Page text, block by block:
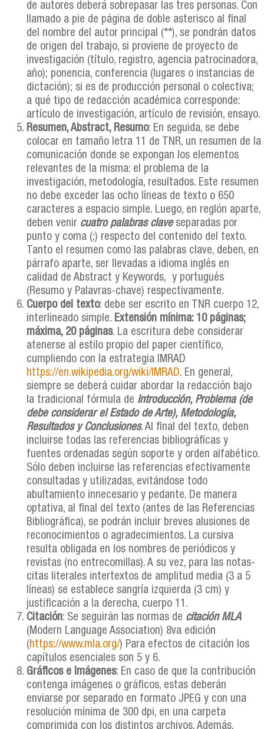
de autores deberá sobrepasar las tres personas. Con
llamado a pie de página de doble asterisco al final
del nombre del autor principal (**), se pondrán datos
de origen del trabajo, si proviene de proyecto de
investigación (título, registro, agencia patrocinadora,
año); ponencia, conferencia (lugares o instancias de
dictación); si es de producción personal o colectiva;
a qué tipo de redacción académica corresponde:
artículo de investigación, artículo de revisión, ensayo.
Resumen, Abstract, Resumo: En seguida, se debe
colocar en tamaño letra 11 de TNR, un resumen de la
comunicación donde se expongan los elementos
relevantes de la misma: el problema de la
investigación, metodología, resultados. Este resumen
no debe exceder las ocho líneas de texto o 650
caracteres a espacio simple. Luego, en reglón aparte,
deben venir cuatro palabras claveseparadas por
punto y coma (;) respecto del contenido del texto.
Tanto el resumen como las palabras clave, deben, en
párrafo aparte, ser llevadas a idioma inglés en
calidad de Abstract y Keywords, y portugués
(Resumo y Palavras-chave) respectivamente.
Cuerpo del texto: debe ser escrito en TNR cuerpo 12,
interlineado simple. Extensión mínima: 10 páginas;
máxima, 20 páginas. La escritura debe considerar
atenerse al estilo propio del paper científico,
cumpliendo con la estrategia IMRAD
https://en.wikipedia.org/wiki/IMRAD. En general,
siempre se deberá cuidar abordar la redacción bajo
la tradicional fórmula de Introducción, Problema (de
debe considerar el Estado de Arte), Metodología,
Resultados y Conclusiones. Al final del texto, deben
incluirse todas las referencias bibliográficas y
fuentes ordenadas según soporte y orden alfabético.
Sólo deben incluirse las referencias efectivamente
consultadas y utilizadas, evitándose todo
abultamiento innecesario y pedante. De manera
optativa, al final del texto (antes de las Referencias
Bibliográfica), se podrán incluir breves alusiones de
reconocimientos o agradecimientos. La cursiva
resulta obligada en los nombres de periódicos y
revistas (no entrecomillas). A su vez, para las notas-
citas literales intertextos de amplitud media (3 a 5
líneas) se establece sangría izquierda (3 cm) y
justificación a la derecha, cuerpo 11.
Citación: Se seguirán las normas de citación MLA
(Modern Language Association) 8va edición
(https://www.mla.org/) Para efectos de citación los
capítulos esenciales son 5 y 6.
Gráficos e Imágenes: En caso de que la contribución
contenga imágenes o gráficos, estas deberán
enviarse por separado en formato JPEG y con una
resolución mínima de 300 dpi, en una carpeta
comprimida con los distintos archivos. Además,